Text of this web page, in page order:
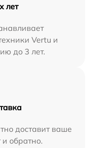
лет
Vertu и
до 3 лет.
доставит ваше
и обратно.